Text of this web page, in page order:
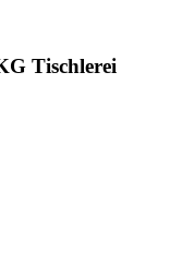
Tischlerei